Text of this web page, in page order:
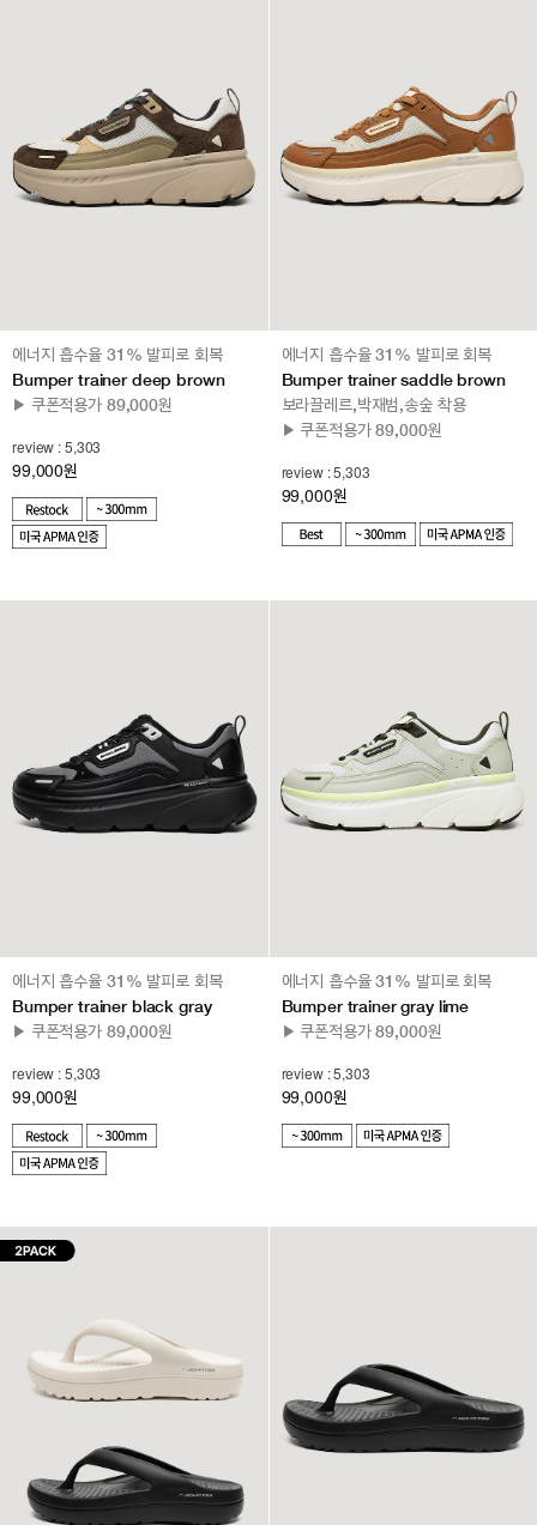
에너지 흡수율 31% 발피로 회복
Bumper trainer deep brown
▶ 쿠폰적용가 89,000원
review : 5,303
99,000원
에너지 흡수율 31% 발피로 회복
Bumper trainer saddle brown
보라끌레르,박재범,송숲 착용
▶ 쿠폰적용가 89,000원
review : 5,303
99,000원
에너지 흡수율 31% 발피로 회복
Bumper trainer black gray
▶ 쿠폰적용가 89,000원
review : 5,303
99,000원
에너지 흡수율 31% 발피로 회복
Bumper trainer gray lime
▶ 쿠폰적용가 89,000원
review : 5,303
99,000원